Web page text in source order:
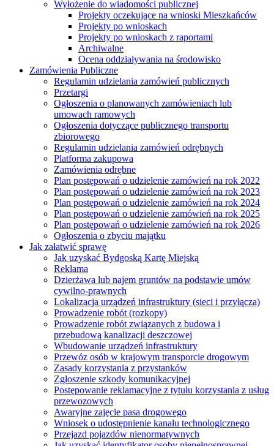
Wyłożenie do wiadomości publicznej
Projekty oczekujące na wnioski Mieszkańców
Projekty po wnioskach
Projekty po wnioskach z raportami
Archiwalne
Ocena oddziaływania na środowisko
Zamówienia Publiczne
Regulamin udzielania zamówień publicznych
Przetargi
Ogłoszenia o planowanych zamówieniach lub
umowach ramowych
Ogłoszenia dotyczące publicznego transportu
zbiorowego
Regulamin udzielania zamówień odrębnych
Platforma zakupowa
Zamówienia odrębne
Plan postępowań o udzielenie zamówień na rok 2022
Plan postępowań o udzielenie zamówień na rok 2023
Plan postępowań o udzielenie zamówień na rok 2024
Plan postępowań o udzielenie zamówień na rok 2025
Plan postępowań o udzielenie zamówień na rok 2026
Ogłoszenia o zbyciu majątku
Jak załatwić sprawę
Jak uzyskać Bydgoską Kartę Miejską
Reklama
Dzierżawa lub najem gruntów na podstawie umów
cywilno-prawnych
Lokalizacja urządzeń infrastruktury (sieci i przyłącza)
Prowadzenie robót (rozkopy)
Prowadzenie robót związanych z budowa i
przebudową kanalizacji deszczowej
Wbudowanie urządzeń infrastruktury
Przewóz osób w krajowym transporcie drogowym
Zasady korzystania z przystanków
Zgłoszenie szkody komunikacyjnej
Postępowanie reklamacyjne z tytułu korzystania z usług
przewozowych
Awaryjne zajęcie pasa drogowego
Wniosek o udostępnienie kanału technologicznego
Przejazd pojazdów nienormatywnych